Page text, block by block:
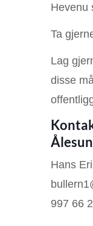
Hevenu
Ta
Lag
disse
Hans
997 66